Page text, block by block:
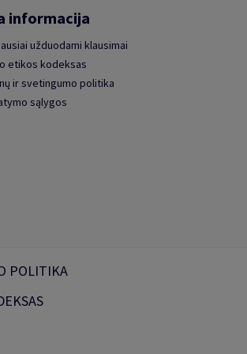
informacija
užduodami klausimai
etikos kodeksas
ir svetingumo politika
sąlygos
POLITIKA